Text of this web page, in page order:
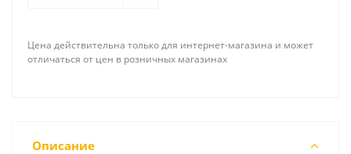
Цена действительна только для интернет-магазина и может
отличаться от цен в розничных магазинах
Описание